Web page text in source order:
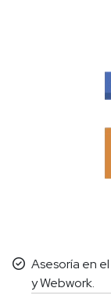
Asesoría en
y Webwork.